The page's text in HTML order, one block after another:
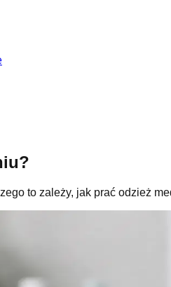
to zależy, jak prać odzież